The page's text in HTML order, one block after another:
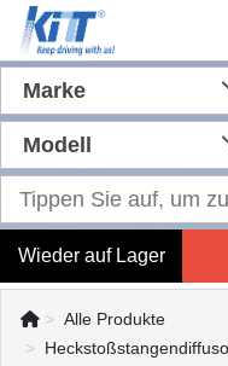
Marke
Modell
Wieder auf Lager
Alle Produkte